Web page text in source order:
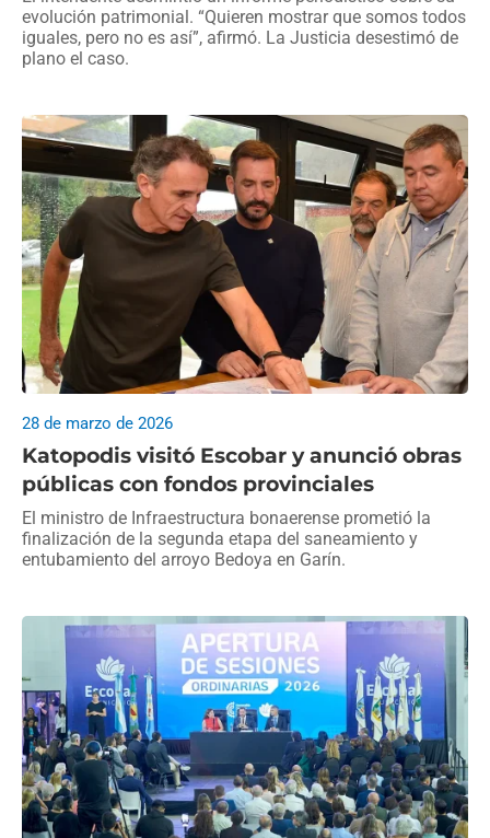
evolución patrimonial. “Quieren mostrar que somos todos
iguales, pero no es así”, afirmó. La Justicia desestimó de
plano el caso.
Katopodis visitó Escobar y anunció obras
públicas con fondos provinciales
28 de marzo de 2026
El ministro de Infraestructura bonaerense prometió la
finalización de la segunda etapa del saneamiento y
entubamiento del arroyo Bedoya en Garín.